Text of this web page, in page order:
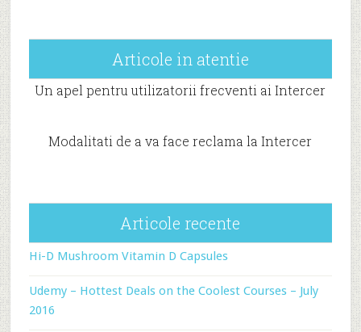
Articole in atentie
Un apel pentru utilizatorii frecventi ai Intercer
Modalitati de a va face reclama la Intercer
Articole recente
Hi-D Mushroom Vitamin D Capsules
Udemy – Hottest Deals on the Coolest Courses – July
2016